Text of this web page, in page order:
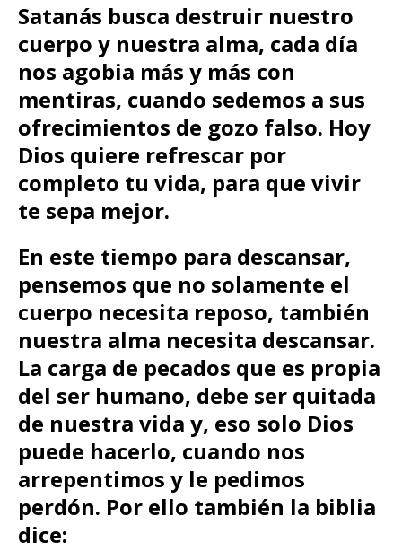
Satanás busca destruir nuestro
cuerpo y nuestra alma, cada día
nos agobia más y más con
mentiras, cuando sedemos a sus
ofrecimientos de gozo falso. Hoy
Dios quiere refrescar por
completo tu vida, para que vivir
te sepa mejor.
En este tiempo para descansar,
pensemos que no solamente el
cuerpo necesita reposo, también
nuestra alma necesita descansar.
La carga de pecados que es propia
del ser humano, debe ser quitada
de nuestra vida y, eso solo Dios
puede hacerlo, cuando nos
arrepentimos y le pedimos
perdón. Por ello también la biblia
dice: